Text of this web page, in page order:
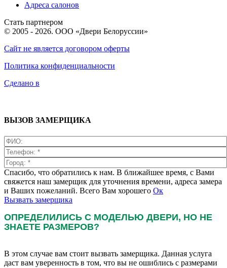
Адреса салонов
Стать партнером
© 2005 - 2026. ООО «Двери Белоруссии»
Сайт не является договором оферты
Политика конфиденциальности
Сделано в
ВЫЗОВ ЗАМЕРЩИКА
Спасибо, что обратились к нам. В ближайшее время, с Вами
свяжется наш замерщик для уточнения времени, адреса замера
и Ваших пожеланий. Всего Вам хорошего Ок
Вызвать замерщика
ОПРЕДЕЛИЛИСЬ С МОДЕЛЬЮ ДВЕРИ, НО НЕ
ЗНАЕТЕ РАЗМЕРОВ?
В этом случае вам стоит вызвать замерщика. Данная услуга
даст вам уверенность в том, что вы не ошиблись с размерами